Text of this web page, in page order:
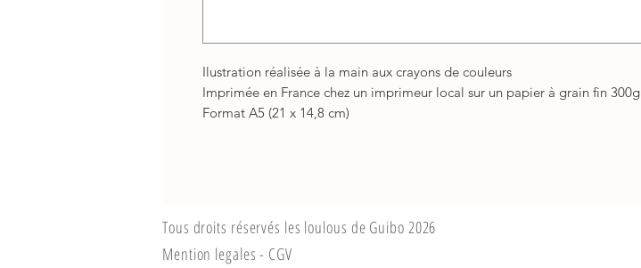
Ilustration réalisée à la main aux crayons de couleurs
Imprimée en France chez un imprimeur local sur un papier à grain fin 300g
Format A5 (21 x 14,8 cm)
Tous droits réservés les loulous de Guibo 2026
Mention legales - CGV